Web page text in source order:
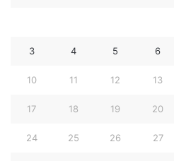
3 4 5 6
10 11 12 13
17 18 19 20
24 25 26 27